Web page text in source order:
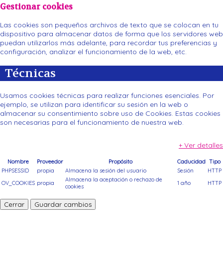
Gestionar cookies
Las cookies son pequeños archivos de texto que se colocan en tu
dispositivo para almacenar datos de forma que los servidores web
puedan utilizarlos más adelante, para recordar tus preferencias y
configuración, analizar el funcionamiento de la web, etc.
Técnicas
Usamos cookies técnicas para realizar funciones esenciales. Por
ejemplo, se utilizan para identificar su sesión en la web o
almacenar su consentimiento sobre uso de Cookies. Estas cookies
son necesarias para el funcionamiento de nuestra web.
+ Ver detalles
Nombre Proveedor Propósito Caducidad Tipo
PHPSESSID
propia Almacena la sesión del usuario Sesión
HTTP
OV_COOKIES propia
Almacena la aceptación o rechazo de
cookies
1 año HTTP
Cerrar Guardar cambios